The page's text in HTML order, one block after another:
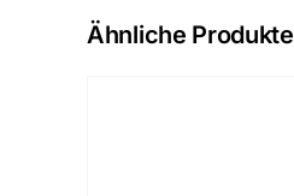
Ähnliche Produkte